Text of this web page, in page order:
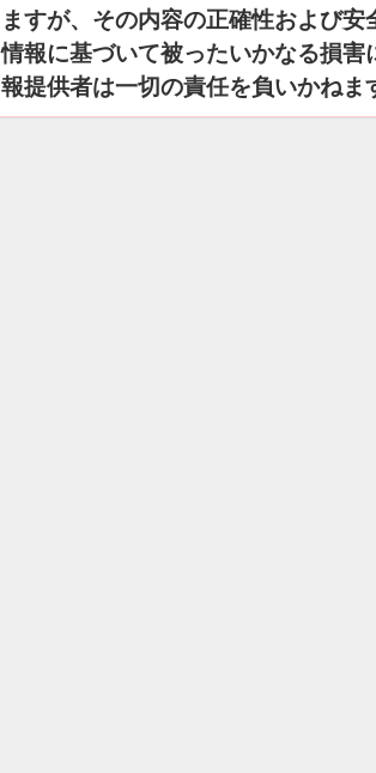
ますが、その内容の正確性および
情報に基づいて被ったいかなる損
報提供者は一切の責任を負いかねま